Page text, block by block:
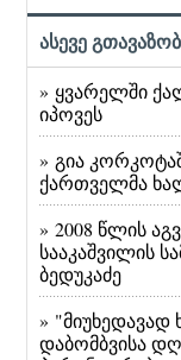
ასევე
» ყვარელში
იპოვეს
» გია
ქართველმა
» 2008 წლის
სააკაშვილის
ბედუკაძე
» "მიუხედავად
დაბომბვისა